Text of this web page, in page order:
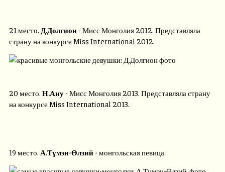
21 место. Д.Долгион - Мисс Монголия 2012. Представляла
страну на конкурсе Miss International 2012.
20 место. Н.Ану - Мисс Монголия 2013. Представляла страну
на конкурсе Miss International 2013.
19 место. А.Түмэн-Өлзий - монгольская певица.